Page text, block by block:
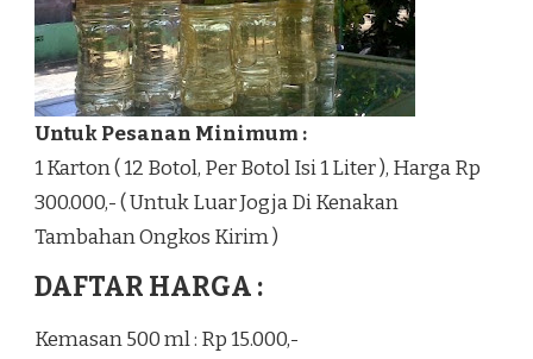
Untuk Pesanan Minimum :
1 Karton ( 12 Botol, Per Botol Isi 1 Liter ), Harga Rp
300.000,- ( Untuk Luar Jogja Di Kenakan
Tambahan Ongkos Kirim )
DAFTAR HARGA :
Kemasan 500 ml : Rp 15.000,-